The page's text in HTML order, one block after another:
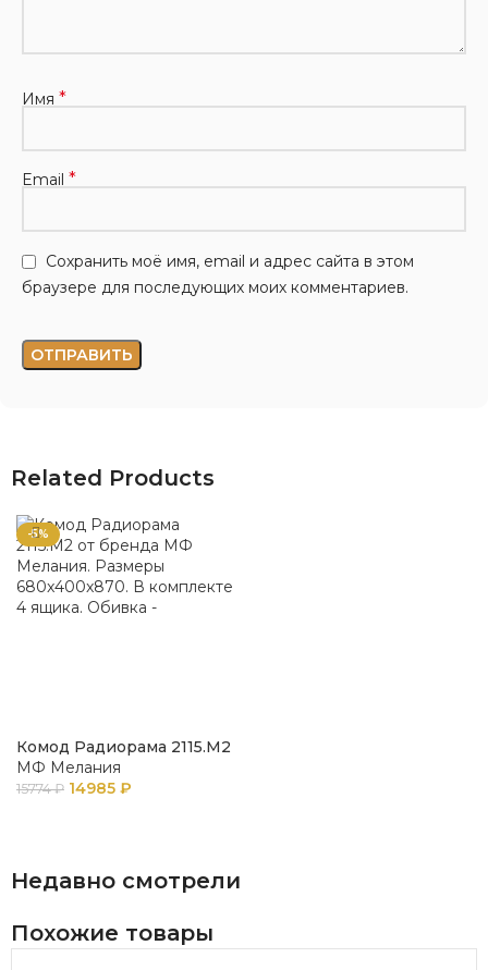
Имя *
Email *
Сохранить моё имя, email и адрес сайта в этом
браузере для последующих моих комментариев.
Related Products
-5%
Комод Радиорама 2115.М2
МФ Мелания
15774₽ 14985 ₽
Недавно смотрели
Похожие товары